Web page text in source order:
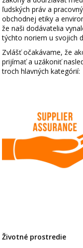
ľudských práv a
obchodnej etiky a
že naši dodávatelia
týchto noriem u svojich
Zvlášť očakávame, že
prijímať a uzákoniť
troch hlavných kategórií:
Životné prostredie